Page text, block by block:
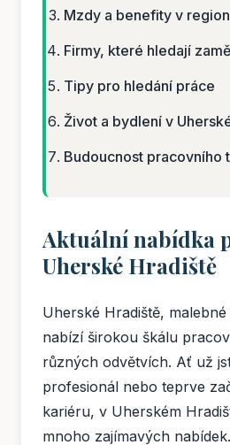
Mzdy a benefity v
Firmy, které hledají
Tipy pro hledání práce
Život a bydlení v
Budoucnost pracovního
Aktuální nabídka
Uherské Hradiště
Uherské Hradiště,
nabízí širokou škálu
různých odvětvích. Ať už
profesionál nebo teprve
kariéru, v Uherském
mnoho zajímavých nabídek.